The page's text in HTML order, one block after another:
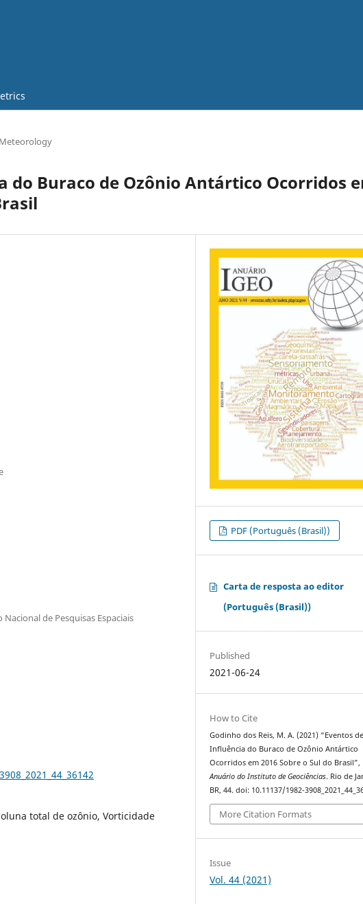
Meteorology
do Buraco de Ozônio Antártico Ocorridos
de Pesquisas Espaciais
total de ozônio, Vorticidade
PDF (Português (Brasil))
Carta de resposta ao editor
(Português (Brasil))
Published
2021-06-24
How to Cite
Godinho dos Reis, M. A. (2021) “Eventos de
Influência do Buraco de Ozônio Antártico
Ocorridos em 2016 Sobre o Sul do Brasil”,
Anuário do Instituto de Geociências. Rio de
BR, 44. doi: 10.11137/1982-
More Citation Formats
Issue
Vol. 44 (2021)